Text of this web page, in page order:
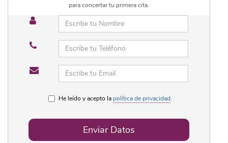
para concertar tu primera cita.
He leído y acepto la política de privacidad.
Enviar Datos